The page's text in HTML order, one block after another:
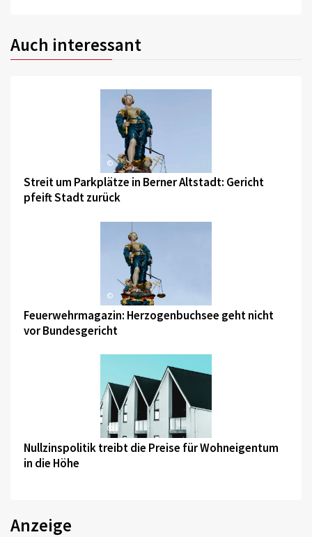
Auch interessant
©
Streit um Parkplätze in Berner Altstadt: Gericht
pfeift Stadt zurück
©
Feuerwehrmagazin: Herzogenbuchsee geht nicht
vor Bundesgericht
©
Nullzinspolitik treibt die Preise für Wohneigentum
in die Höhe
Anzeige